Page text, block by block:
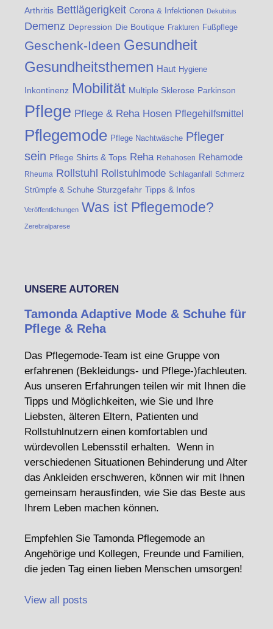
Arthritis Bettlägerigkeit Corona & Infektionen Dekubitus
Demenz Depression Die Boutique Frakturen Fußpflege
Geschenk-Ideen Gesundheit
Gesundheitsthemen Haut Hygiene
Inkontinenz Mobilität Multiple Sklerose Parkinson
Pflege Pflege & Reha Hosen Pflegehilfsmittel
Pflegemode Pflege Nachtwäsche Pfleger
sein Pflege Shirts & Tops Reha Rehahosen Rehamode
Rheuma Rollstuhl Rollstuhlmode Schlaganfall Schmerz
Strümpfe & Schuhe Sturzgefahr Tipps & Infos
Veröffentlichungen Was ist Pflegemode?
Zerebralparese
UNSERE AUTOREN
Tamonda Adaptive Mode & Schuhe für
Pflege & Reha
Das Pflegemode-Team ist eine Gruppe von
erfahrenen (Bekleidungs- und Pflege-)fachleuten.
Aus unseren Erfahrungen teilen wir mit Ihnen die
Tipps und Möglichkeiten, wie Sie und Ihre
Liebsten, älteren Eltern, Patienten und
Rollstuhlnutzern einen komfortablen und
würdevollen Lebensstil erhalten. Wenn in
verschiedenen Situationen Behinderung und Alter
das Ankleiden erschweren, können wir mit Ihnen
gemeinsam herausfinden, wie Sie das Beste aus
Ihrem Leben machen können.
Empfehlen Sie Tamonda Pflegemode an
Angehörige und Kollegen, Freunde und Familien,
die jeden Tag einen lieben Menschen umsorgen!
View all posts